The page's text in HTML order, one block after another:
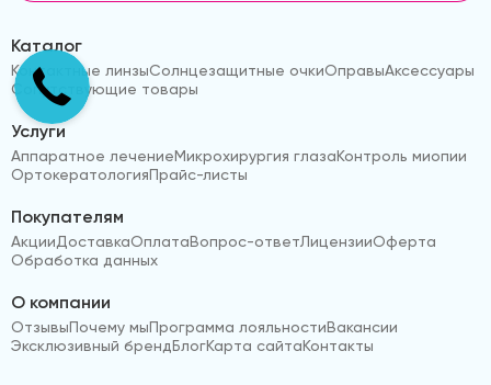
Каталог
Контактные линзыСолнцезащитные очкиОправыАксессуары
Сопутствующие товары
Услуги
Аппаратное лечениеМикрохирургия глазаКонтроль миопии
ОртокератологияПрайс-листы
Покупателям
АкцииДоставкаОплатаВопрос-ответЛицензииОферта
Обработка данных
О компании
ОтзывыПочему мыПрограмма лояльностиВакансии
Эксклюзивный брендБлогКарта сайтаКонтакты